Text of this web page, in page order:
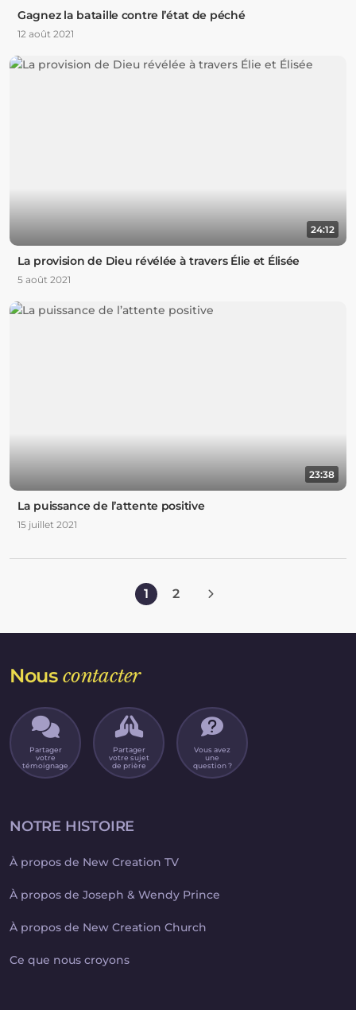
Gagnez la bataille contre l’état de péché
12 août 2021
24:12
La provision de Dieu révélée à travers Élie et Élisée
5 août 2021
23:38
La puissance de l’attente positive
15 juillet 2021
1 2
Nouscontacter
Partager
votre
témoignage
Partager
votre sujet
de prière
Vous avez
une
question ?
NOTRE HISTOIRE
À propos de New Creation TV
À propos de Joseph & Wendy Prince
À propos de New Creation Church
Ce que nous croyons